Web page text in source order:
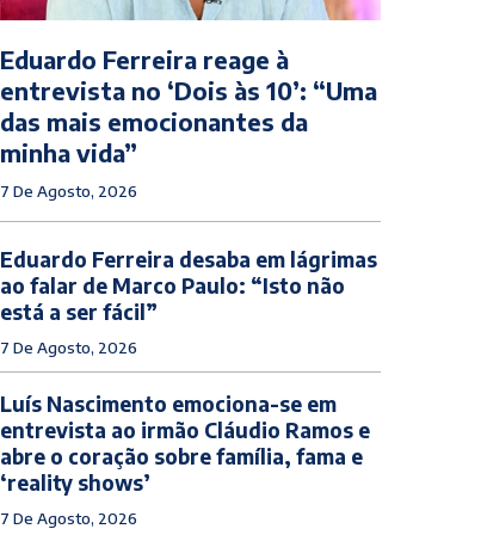
Eduardo Ferreira reage à
entrevista no ‘Dois às 10’: “Uma
das mais emocionantes da
minha vida”
7 De Agosto, 2026
Eduardo Ferreira desaba em lágrimas
ao falar de Marco Paulo: “Isto não
está a ser fácil”
7 De Agosto, 2026
Luís Nascimento emociona-se em
entrevista ao irmão Cláudio Ramos e
abre o coração sobre família, fama e
‘reality shows’
7 De Agosto, 2026